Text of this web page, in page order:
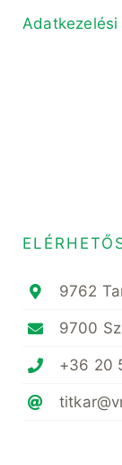
9762
9700
+36 20